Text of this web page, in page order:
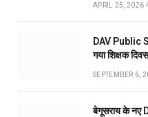
APRIL 25, 2026
DAV Public
गया शिक्षक
SEPTEMBER 6,
बेगूसराय के नए